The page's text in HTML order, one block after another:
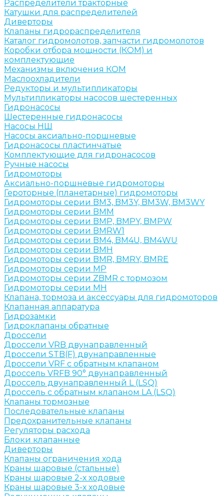
Распределители тракторные
Катушки для распределителей
Диверторы
Клапаны гидрораспределителя
Каталог гидромолотов, запчасти гидромолотов
Коробки отбора мощности (КОМ) и
комплектующие
Механизмы включения КОМ
Маслоохладители
Редукторы и мультипликаторы
Мультипликаторы насосов шестеренных
Гидронасосы
Шестеренные гидронасосы
Насосы НШ
Насосы аксиально-поршневые
Гидронасосы пластинчатые
Комплектующие для гидронасосов
Ручные насосы
Гидромоторы
Аксиально-поршневые гидромоторы
Героторные (планетарные) гидромоторы
Гидромоторы серии BM3, BM3Y, BM3W, BM3WY
Гидромоторы серии BMM
Гидромоторы серии BMP, BMPY, BMPW
Гидромоторы серии BMRW1
Гидромоторы серии BМ4, BM4U, BМ4WU
Гидромоторы серии BМH
Гидромоторы серии BМR, BMRY, BМRE
Гидромоторы серии MP
Гидромоторы серии ZBMR с тормозом
Гидромоторы серии МH
Клапана, тормоза и аксессуары для гидромоторов
Клапанная аппаратура
Гидрозамки
Гидроклапаны обратные
Дроссели
Дроссели VRB двунаправленный
Дроссели STB(F) двунаправленные
Дроссели VRF с обратным клапаном
Дроссель VRFB 90° двунаправленный
Дроссель двунаправленный L (LSQ)
Дроссель с обратным клапаном LA (LSQ)
Клапаны тормозные
Последовательные клапаны
Предохранительные клапаны
Регуляторы расхода
Блоки клапанные
Диверторы
Клапаны ограничения хода
Краны шаровые (стальные)
Краны шаровые 2-х ходовые
Краны шаровые 3-х ходовые